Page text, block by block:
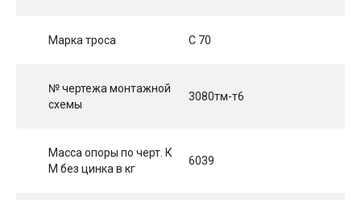
Марка троса С 70
№ чертежа монтажной
схемы
3080тм-т6
Масса опоры по черт. К
М без цинка в кг
6039